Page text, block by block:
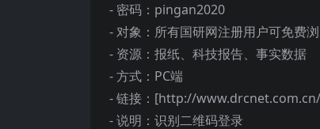
- 密码：pingan2020
- 对象：所有国研网注册用户可免费
- 资源：报纸、科技报告、事实数据
- 方式：PC端
- 链接：[http://
- 说明：识别二维码登录